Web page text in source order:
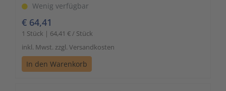
Wenig verfügbar
€ 64,41
1 Stück | 64,41 € / Stück
inkl. Mwst. zzgl. Versandkosten
In den Warenkorb